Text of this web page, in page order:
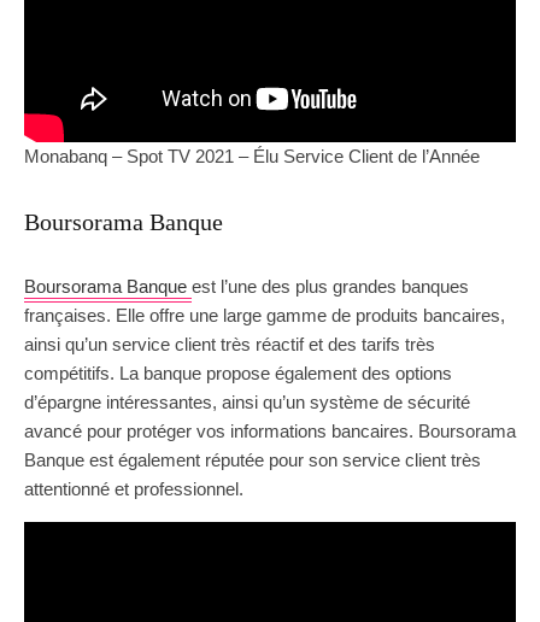
Monabanq – Spot TV 2021 – Élu Service Client de l’Année
Boursorama Banque
Boursorama Banque est l’une des plus grandes banques
françaises. Elle offre une large gamme de produits bancaires,
ainsi qu’un service client très réactif et des tarifs très
compétitifs. La banque propose également des options
d’épargne intéressantes, ainsi qu’un système de sécurité
avancé pour protéger vos informations bancaires. Boursorama
Banque est également réputée pour son service client très
attentionné et professionnel.